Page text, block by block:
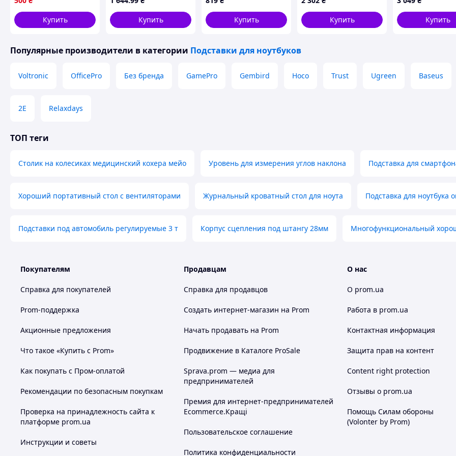
ноутбука / Подставка с
вентиляцией для
монитора
Купить
Купить
пластик+алюминий,
2xUSB2.0 + LCD,
365*297*30mm, Black,
Купить
Купить
Купить
Популярные производители в категории Подставки для ноутбуков
Voltronic OfficePro Без бренда GamePro Gembird Hoco Trust Ugreen Baseus
2E Relaxdays
ТОП теги
Столик на колесиках медицинский кохера мейо Уровень для измерения углов наклона Подставка для
Хороший портативный стол с вентиляторами Журнальный кроватный стол для ноута Подставка для ноутбука
Подставки под автомобиль регулируемые 3 т Корпус сцепления под штангу 28мм Многофункциональный
Покупателям
Справка для покупателей
Prom-поддержка
Акционные предложения
Что такое «Купить с Prom»
Как покупать с Пром-оплатой
Рекомендации по безопасным покупкам
Проверка на принадлежность сайта к
платформе prom.ua
Инструкции и советы
Продавцам
Справка для продавцов
Создать интернет-магазин на Prom
Начать продавать на Prom
Продвижение в Каталоге ProSale
Sprava.prom — медиа для
предпринимателей
Премия для интернет-предпринимателей
Ecommerce.Кращі
Пользовательское соглашение
Политика конфиденциальности
О нас
О prom.ua
Работа в prom.ua
Контактная информация
Защита прав на контент
Content right protection
Отзывы о prom.ua
Помощь Силам обороны
(Volonter by Prom)